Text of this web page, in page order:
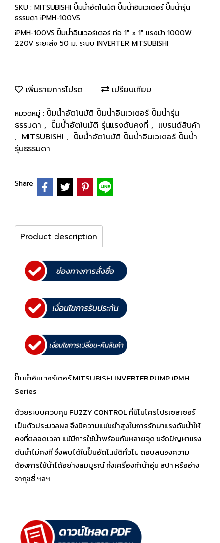
SKU : MITSUBISHI ปั๊มน้ำอัตโนมัติ ปั๊มน้ำอินเวเตอร์ ปั๊มน้ำรุ่น
ธรรมดา iPMH-100VS
iPMH-100VS ปั๊มน้ำอินเวอร์เตอร์ ท่อ 1" x 1" แรงม้า 1000W
220V ระยะส่ง 50 ม. ระบบ INVERTER MITSUBISHI
เพิ่มรายการโปรด เปรียบเทียบ
หมวดหมู่ : ปั๊มน้ำอัตโนมัติ ปั๊มน้ำอินเวเตอร์ ปั๊มน้ำรุ่น
ธรรมดา , ปั๊มน้ำอัตโนมัติ รุ่นแรงดันคงที่ , แบรนด์สินค้า
, MITSUBISHI , ปั๊มน้ำอัตโนมัติ ปั๊มน้ำอินเวเตอร์ ปั๊มน้ำ
รุ่นธรรมดา
Share
Product description
ปั๊มน้ำอินเวอร์เตอร์ MITSUBISHI INVERTER PUMP iPMH
Series
ด้วยระบบควบคุม FUZZY CONTROL ที่มีไมโครโปรเซสเซอร์
เป็นตัวประมวลผล จึงมีความแม่นยำสูงในการรักษาแรงดันน้ำให้
คงที่ตลอดเวลา แม้มีการใช้น้ำพร้อมกันหลายจุด ขจัดปัญหาแรง
ดันน้ำไม่คงที่ ซึ่งพบได้ในปั๊มอัตโนมัติทั่วไป ตอบสนองความ
ต้องการใช้น้ำได้อย่างสมบูรณ์ ทั้งเครื่องทำน้ำอุ่น สปา หรืออ่าง
จากุซซี่ ฯลฯ